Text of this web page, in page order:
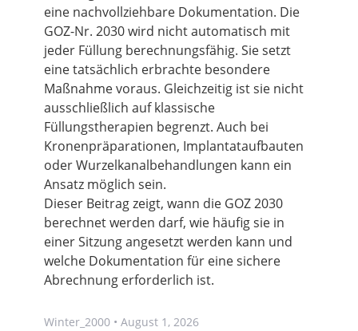
eine nachvollziehbare Dokumentation. Die
GOZ-Nr. 2030 wird nicht automatisch mit
jeder Füllung berechnungsfähig. Sie setzt
eine tatsächlich erbrachte besondere
Maßnahme voraus. Gleichzeitig ist sie nicht
ausschließlich auf klassische
Füllungstherapien begrenzt. Auch bei
Kronenpräparationen, Implantataufbauten
oder Wurzelkanalbehandlungen kann ein
Ansatz möglich sein.
Dieser Beitrag zeigt, wann die GOZ 2030
berechnet werden darf, wie häufig sie in
einer Sitzung angesetzt werden kann und
welche Dokumentation für eine sichere
Abrechnung erforderlich ist.
Winter_2000 August 1, 2026